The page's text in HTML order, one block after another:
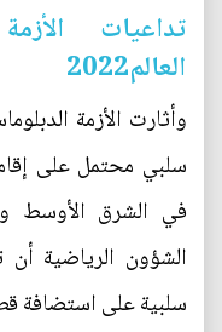
تداعيات
العالم2022
وأثارت الأزمة
في الشرق الأوسط
الشؤون الرياضية أن
سلبية على استضافة